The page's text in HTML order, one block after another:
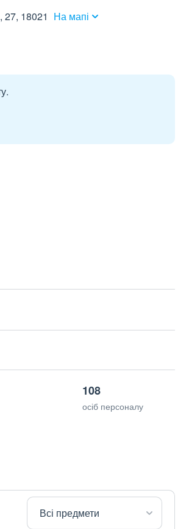
27, 18021 На мапі
108
осіб персоналу